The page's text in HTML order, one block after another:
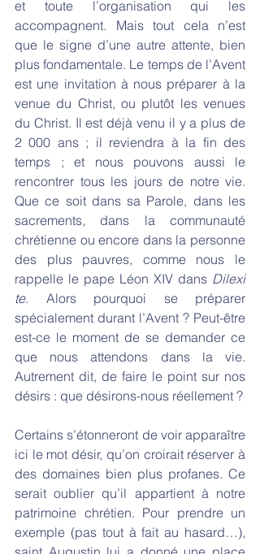
et toute l’organisation qui les
accompagnent. Mais tout cela n’est
que le signe d’une autre attente, bien
plus fondamentale. Le temps de l’Avent
est une invitation à nous préparer à la
venue du Christ, ou plutôt les venues
du Christ. Il est déjà venu il y a plus de
2 000 ans ; il reviendra à la fin des
temps ; et nous pouvons aussi le
rencontrer tous les jours de notre vie.
Que ce soit dans sa Parole, dans les
sacrements, dans la communauté
chrétienne ou encore dans la personne
des plus pauvres, comme nous le
rappelle le pape Léon XIV dans Dilexi
te. Alors pourquoi se préparer
spécialement durant l’Avent ? Peut-être
est-ce le moment de se demander ce
que nous attendons dans la vie.
Autrement dit, de faire le point sur nos
désirs : que désirons-nous réellement ?
Certains s’étonneront de voir apparaître
ici le mot désir, qu’on croirait réserver à
des domaines bien plus profanes. Ce
serait oublier qu’il appartient à notre
patrimoine chrétien. Pour prendre un
exemple (pas tout à fait au hasard…),